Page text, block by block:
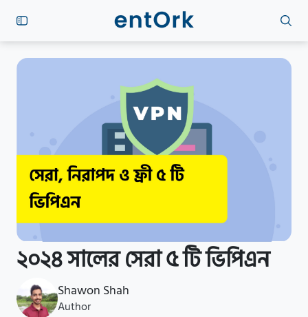
২০২৪ সালের সেরা ৫ টি ভিপিএন
Shawon Shah
Author